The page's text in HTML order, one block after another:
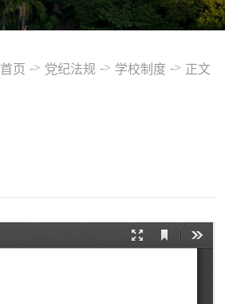
首页 -> 党纪法规 -> 学校制度 -> 正文